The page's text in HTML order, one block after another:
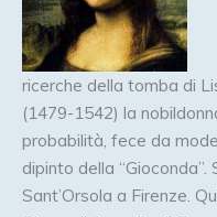
ricerche della tomba di
(1479-1542) la
probabilità, fece da
dipinto della “Gioconda”.
Sant’Orsola a Firenze.